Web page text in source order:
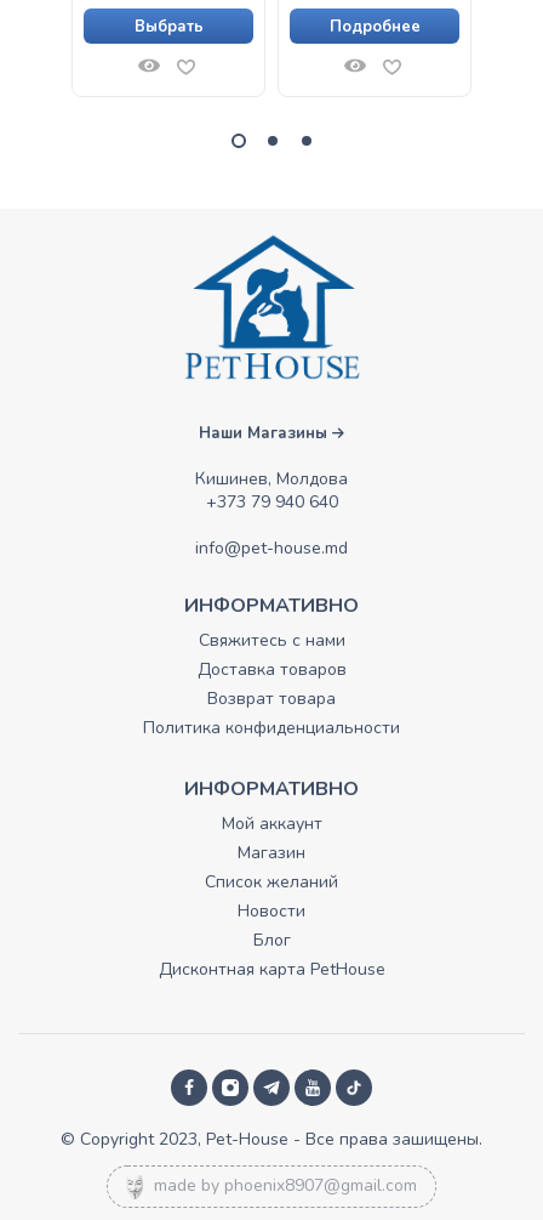
Выбрать Подробнее
Наши Магазины
Кишинев, Молдова
+373 79 940 640
info@pet-house.md
ИНФОРМАТИВНО
Свяжитесь с нами
Доставка товаров
Возврат товара
Политика конфиденциальности
ИНФОРМАТИВНО
Мой аккаунт
Магазин
Список желаний
Новости
Блог
Дисконтная карта PetHouse
© Copyright 2023, Pet-House - Все права зашищены.
made by phoenix8907@gmail.com